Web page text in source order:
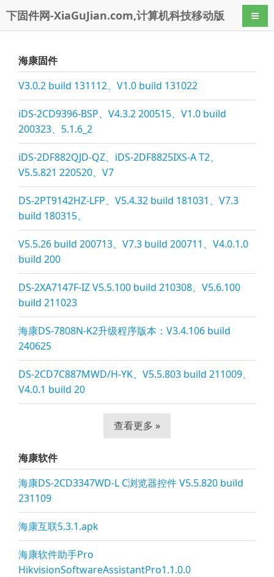
下固件网-XiaGuJian.com,计算机科技移动版 导航
海康固件
V3.0.2 build 131112、V1.0 build 131022
iDS-2CD9396-BSP、V4.3.2 200515、V1.0 build
200323、5.1.6_2
iDS-2DF882QJD-QZ、iDS-2DF8825IXS-A T2、
V5.5.821 220520、V7
DS-2PT9142HZ-LFP、V5.4.32 build 181031、V7.3
build 180315、
V5.5.26 build 200713、V7.3 build 200711、V4.0.1.0
build 200
DS-2XA7147F-IZ V5.5.100 build 210308、V5.6.100
build 211023
海康DS-7808N-K2升级程序版本：V3.4.106 build
240625
DS-2CD7C887MWD/H-YK、V5.5.803 build 211009、
V4.0.1 build 20
查看更多 »
海康软件
海康DS-2CD3347WD-L C浏览器控件 V5.5.820 build
231109
海康互联5.3.1.apk
海康软件助手Pro
HikvisionSoftwareAssistantPro1.1.0.0